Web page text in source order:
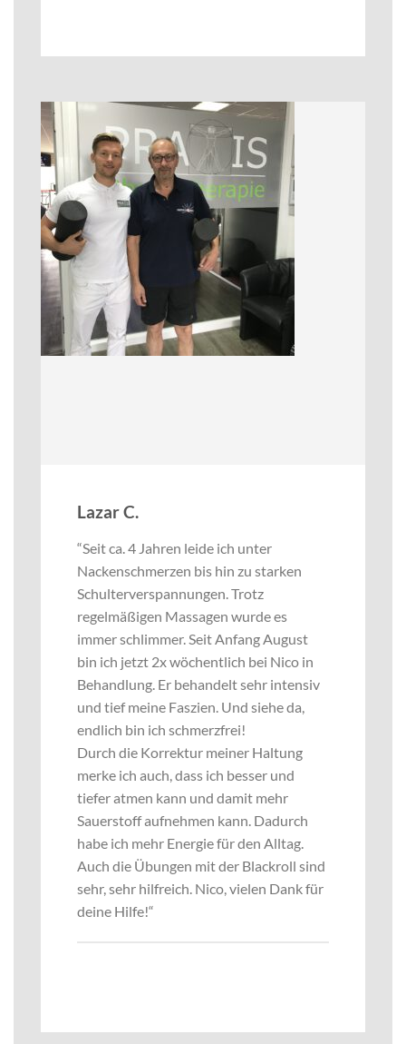
Lazar C.
“Seit ca. 4 Jahren leide ich unter
Nackenschmerzen bis hin zu starken
Schulterverspannungen. Trotz
regelmäßigen Massagen wurde es
immer schlimmer. Seit Anfang August
bin ich jetzt 2x wöchentlich bei Nico in
Behandlung. Er behandelt sehr intensiv
und tief meine Faszien. Und siehe da,
endlich bin ich schmerzfrei!
Durch die Korrektur meiner Haltung
merke ich auch, dass ich besser und
tiefer atmen kann und damit mehr
Sauerstoff aufnehmen kann. Dadurch
habe ich mehr Energie für den Alltag.
Auch die Übungen mit der Blackroll sind
sehr, sehr hilfreich. Nico, vielen Dank für
deine Hilfe!“